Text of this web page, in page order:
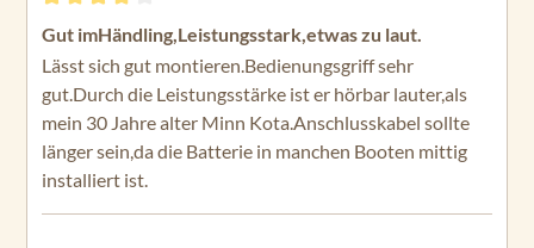
Bewertung mit 4 von 5 Sternen
Gut imHändling,Leistungsstark,etwas zu laut.
Lässt sich gut montieren.Bedienungsgriff sehr
gut.Durch die Leistungsstärke ist er hörbar lauter,als
mein 30 Jahre alter Minn Kota.Anschlusskabel sollte
länger sein,da die Batterie in manchen Booten mittig
installiert ist.